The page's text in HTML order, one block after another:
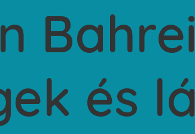
és